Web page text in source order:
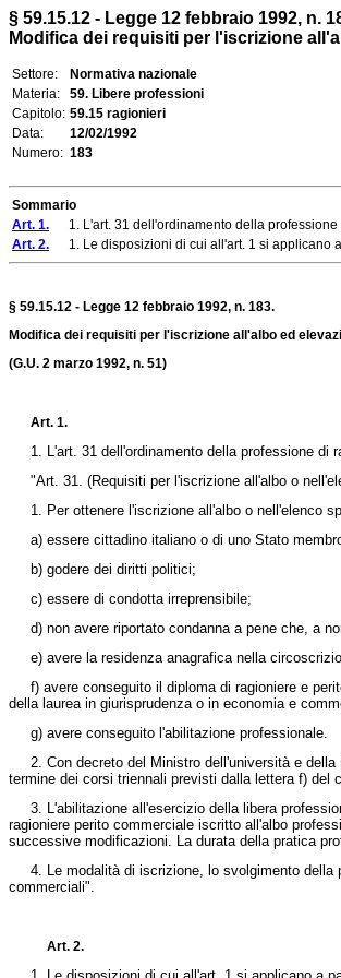
§ 59.15.12 - Legge 12 febbraio 1992, n.
Modifica dei requisiti per l'iscrizione
Settore:
Normativa nazionale
Materia:
59. Libere professioni
Capitolo: 59.15 ragionieri
Data:
12/02/1992
Numero: 183
Sommario
Art. 1. 1. L'art. 31 dell'ordinamento della professione
Art. 2. 1. Le disposizioni di cui all'art. 1 si applicano
§ 59.15.12 - Legge 12 febbraio 1992, n. 183.
Modifica dei requisiti per l'iscrizione all'albo ed
(G.U. 2 marzo 1992, n. 51)
Art. 1.
1. L'art. 31 dell'ordinamento della professione di
"Art. 31. (Requisiti per l'iscrizione all'albo o
1. Per ottenere l'iscrizione all'albo o nell'elenco
a) essere cittadino italiano o di uno Stato
b) godere dei diritti politici;
c) essere di condotta irreprensibile;
d) non avere riportato condanna a pene che, a
e) avere la residenza anagrafica nella
f) avere conseguito il diploma di ragioniere e
della laurea in giurisprudenza o in economia e
g) avere conseguito l'abilitazione professionale.
2. Con decreto del Ministro dell'università e della
termine dei corsi triennali previsti dalla lettera f) del
3. L'abilitazione all'esercizio della libera
ragioniere perito commerciale iscritto all'albo
successive modificazioni. La durata della pratica
4. Le modalità di iscrizione, lo svolgimento della
commerciali".
Art. 2.